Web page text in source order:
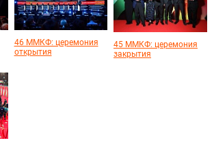
46 ММКФ: церемония
открытия
45 ММКФ: церемония
закрытия